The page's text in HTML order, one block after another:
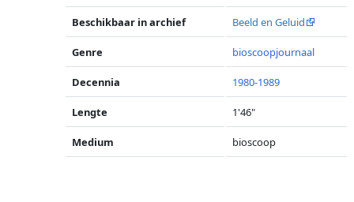
Beschikbaar in archief Beeld en Geluid
Genre bioscoopjournaal
Decennia 1980-1989
Lengte 1'46"
Medium bioscoop